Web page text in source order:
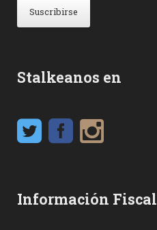
Stalkeanos en
Información Fiscal